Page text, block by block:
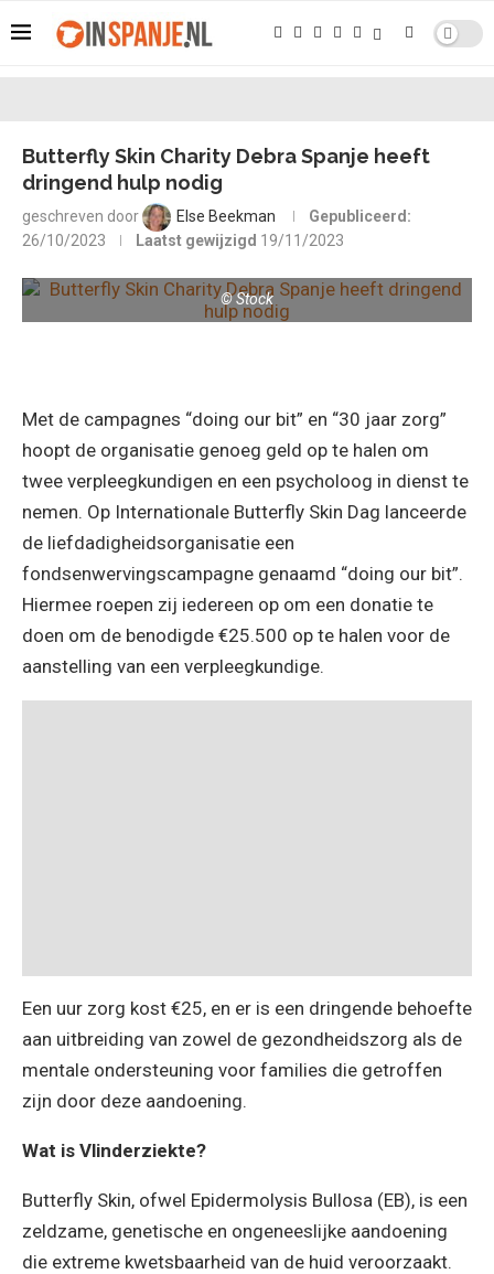
Butterfly Skin Charity Debra Spanje heeft
dringend hulp nodig
geschreven door Else Beekman
Gepubliceerd:
26/10/2023
Laatst gewijzigd 19/11/2023
© Stock
Met de campagnes “doing our bit” en “30 jaar zorg”
hoopt de organisatie genoeg geld op te halen om
twee verpleegkundigen en een psycholoog in dienst te
nemen. Op Internationale Butterfly Skin Dag lanceerde
de liefdadigheidsorganisatie een
fondsenwervingscampagne genaamd “doing our bit”.
Hiermee roepen zij iedereen op om een donatie te
doen om de benodigde €25.500 op te halen voor de
aanstelling van een verpleegkundige.
Een uur zorg kost €25, en er is een dringende behoefte
aan uitbreiding van zowel de gezondheidszorg als de
mentale ondersteuning voor families die getroffen
zijn door deze aandoening.
Wat is Vlinderziekte?
Butterfly Skin, ofwel Epidermolysis Bullosa (EB), is een
zeldzame, genetische en ongeneeslijke aandoening
die extreme kwetsbaarheid van de huid veroorzaakt.